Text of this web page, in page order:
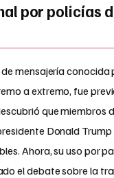
por policías
mensajería conocida
a extremo, fue
que miembros
Donald
Ahora, su uso por
el debate sobre la